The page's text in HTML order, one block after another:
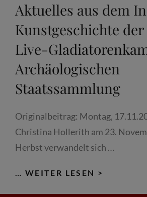
Aktuelles aus dem
Kunstgeschichte der
Live-
Archäologischen
Staatssammlung
Originalbeitrag: Montag,
Christina Hollerith am 23.
Herbst verwandelt sich …
… WEITER LESEN >